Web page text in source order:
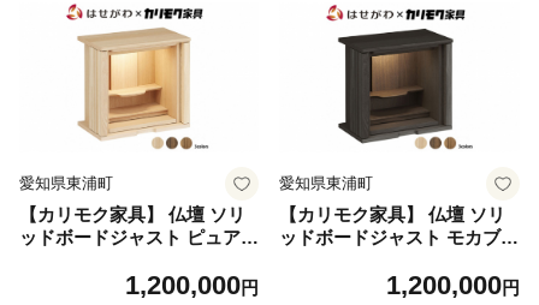
愛知県東浦町
【カリモク家具】 仏壇 ソリ
ッドボードジャスト ピュアオ
ダン ミニ コンパクト 天然木
1,200,000円
愛知県東浦町
【カリモク家具】 仏壇 ソリ
ッドボードジャスト モカブラ
ダン ミニ コンパクト 天然木
1,200,000円